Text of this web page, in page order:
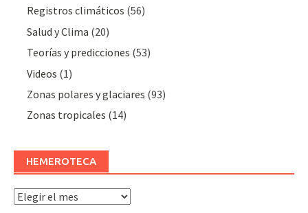
Registros climáticos (56)
Salud y Clima (20)
Teorías y predicciones (53)
Videos (1)
Zonas polares y glaciares (93)
Zonas tropicales (14)
HEMEROTECA
Hemeroteca